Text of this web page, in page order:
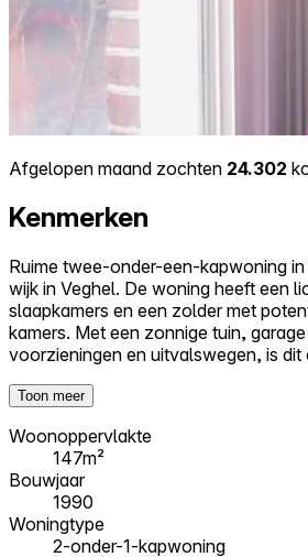
Afgelopen maand zochten 24.302
Kenmerken
Ruime twee-onder-een-kapwoning
wijk in Veghel. De woning heeft een
slaapkamers en een zolder met
kamers. Met een zonnige tuin,
voorzieningen en uitvalswegen, is dit
Toon meer
Woonoppervlakte
147m²
Bouwjaar
1990
Woningtype
2-onder-1-kapwoning